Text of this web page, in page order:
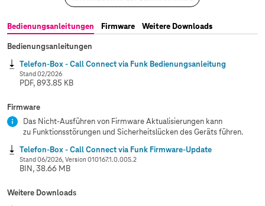
Bedienungsanleitungen Firmware
Weitere Downloads
Bedienungsanleitungen
Telefon-Box - Call Connect via Funk Bedienungsanleitung
Stand 02/2026
PDF, 893.85 KB
Firmware
Das Nicht-Ausführen von Firmware Aktualisierungen kann
zu Funktionsstörungen und Sicherheitslücken des Geräts führen.
Telefon-Box - Call Connect via Funk Firmware-Update
Stand 06/2026, Version 010167.1.0.005.2
BIN, 38.66 MB
Weitere Downloads